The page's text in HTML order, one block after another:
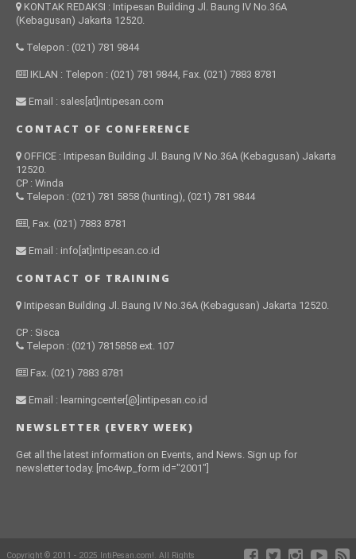
KONTAK REDAKSI : Intipesan Building Jl. Baung IV No.36A
(Kebagusan) Jakarta 12520.
Telepon : (021) 781 9844
IKLAN : Telepon : (021) 781 9844, Fax. (021) 7883 8781
Email : sales[at]intipesan.com
CONTACT OF CONFERENCE
OFFICE : Intipesan Building Jl. Baung IV No.36A (Kebagusan) Jakarta
12520.
CP : Winda
Telepon : (021) 781 5858 (hunting), (021) 781 9844
, Fax. (021) 7883 8781
Email : info[at]intipesan.co.id
CONTACT OF TRAINING
Intipesan Building Jl. Baung IV No.36A (Kebagusan) Jakarta 12520.
CP : Sisca
Telepon : (021) 7815858 ext. 107
Fax. (021) 7883 8781
Email : learningcenter[@]intipesan.co.id
NEWSLETTER (EVERY WEEK)
Get all the latest information on Events, and News. Sign up for
newsletter today. [mc4wp_form id="2001"]
Copyright © 2011 - 2025 IntiPesan.com!. All Rights